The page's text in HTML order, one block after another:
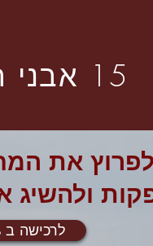
15 אבני הדרך לשינוי
את
ולהשיג
<< לרכישה ב 50% הנחה